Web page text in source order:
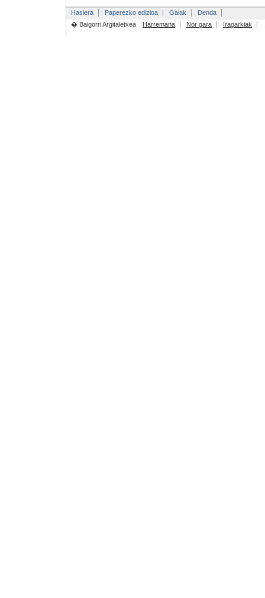
Hasiera Paperezko edizioa Gaiak
Denda
� Baigorri Argitaletxea
Harremana Nor gara Iragarkiak